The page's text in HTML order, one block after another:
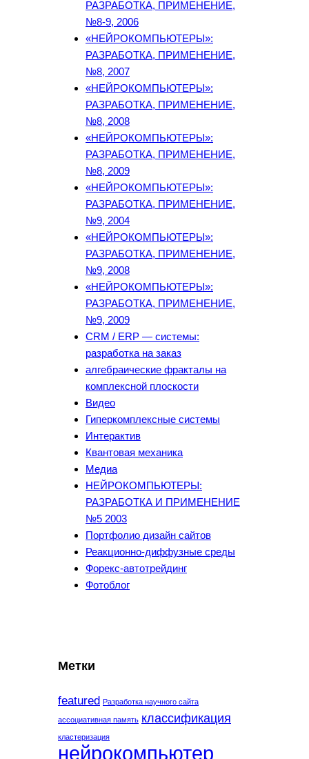
РАЗРАБОТКА, ПРИМЕНЕНИЕ,
№8-9, 2006
«НЕЙРОКОМПЬЮТЕРЫ»:
РАЗРАБОТКА, ПРИМЕНЕНИЕ,
№8, 2007
«НЕЙРОКОМПЬЮТЕРЫ»:
РАЗРАБОТКА, ПРИМЕНЕНИЕ,
№8, 2008
«НЕЙРОКОМПЬЮТЕРЫ»:
РАЗРАБОТКА, ПРИМЕНЕНИЕ,
№8, 2009
«НЕЙРОКОМПЬЮТЕРЫ»:
РАЗРАБОТКА, ПРИМЕНЕНИЕ,
№9, 2004
«НЕЙРОКОМПЬЮТЕРЫ»:
РАЗРАБОТКА, ПРИМЕНЕНИЕ,
№9, 2008
«НЕЙРОКОМПЬЮТЕРЫ»:
РАЗРАБОТКА, ПРИМЕНЕНИЕ,
№9, 2009
CRM / ERP — системы:
разработка на заказ
алгебраические фракталы на
комплексной плоскости
Видео
Гиперкомплексные системы
Интерактив
Квантовая механика
Медиа
НЕЙРОКОМПЬЮТЕРЫ:
РАЗРАБОТКА И ПРИМЕНЕНИЕ
№5 2003
Портфолио дизайн сайтов
Реакционно-диффузные среды
Форекс-автотрейдинг
Фотоблог
Метки
featured Разработка научного сайта
ассоциативная память классификация
кластеризация
нейрокомпьютер